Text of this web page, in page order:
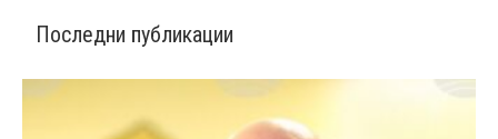
Последни публикации